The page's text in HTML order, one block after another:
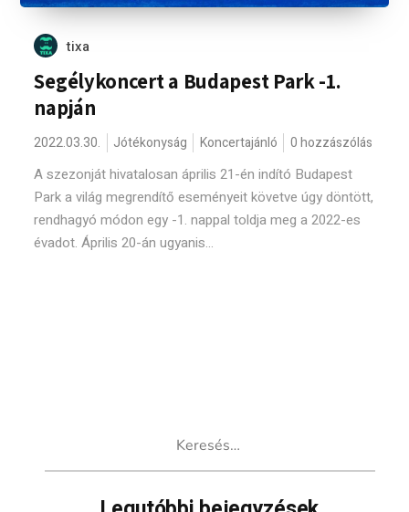
tixa
Segélykoncert a Budapest Park -1.
napján
2022.03.30. Jótékonyság Koncertajánló 0 hozzászólás
A szezonját hivatalosan április 21-én indító Budapest
Park a világ megrendítő eseményeit követve úgy döntött,
rendhagyó módon egy -1. nappal toldja meg a 2022-es
évadot. Április 20-án ugyanis...